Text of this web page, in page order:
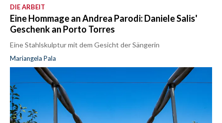
DIE ARBEIT
Eine Hommage an Andrea Parodi: Daniele Salis'
Geschenk an Porto Torres
Eine Stahlskulptur mit dem Gesicht der Sängerin
Mariangela Pala